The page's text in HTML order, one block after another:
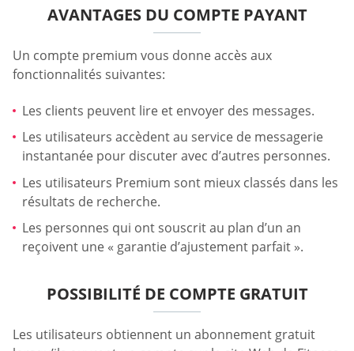
AVANTAGES DU COMPTE PAYANT
Un compte premium vous donne accès aux
fonctionnalités suivantes:
Les clients peuvent lire et envoyer des messages.
Les utilisateurs accèdent au service de messagerie
instantanée pour discuter avec d’autres personnes.
Les utilisateurs Premium sont mieux classés dans les
résultats de recherche.
Les personnes qui ont souscrit au plan d’un an
reçoivent une « garantie d’ajustement parfait ».
POSSIBILITÉ DE COMPTE GRATUIT
Les utilisateurs obtiennent un abonnement gratuit